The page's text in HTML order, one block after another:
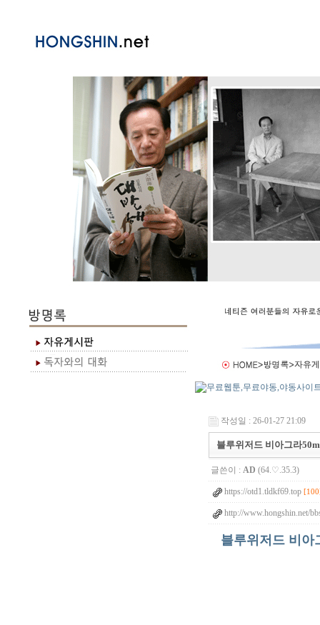
작성일 : 26-01-27 21:09
블루위저드 비아그라
글쓴이 : AD (64.♡.35.3)
https://otd1.tldkf69.top
http://www.hongshin.net/
블루위저드 비아